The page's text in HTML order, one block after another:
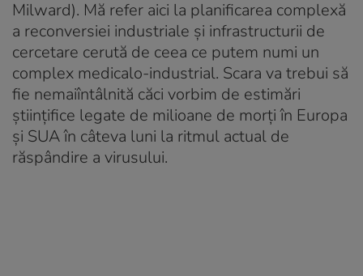
Milward). Mă refer aici la planificarea complexă
a reconversiei industriale și infrastructurii de
cercetare cerută de ceea ce putem numi un
complex medicalo-industrial. Scara va trebui să
fie nemaiîntâlnită căci vorbim de estimări
științifice legate de milioane de morți în Europa
și SUA în câteva luni la ritmul actual de
răspândire a virusului.